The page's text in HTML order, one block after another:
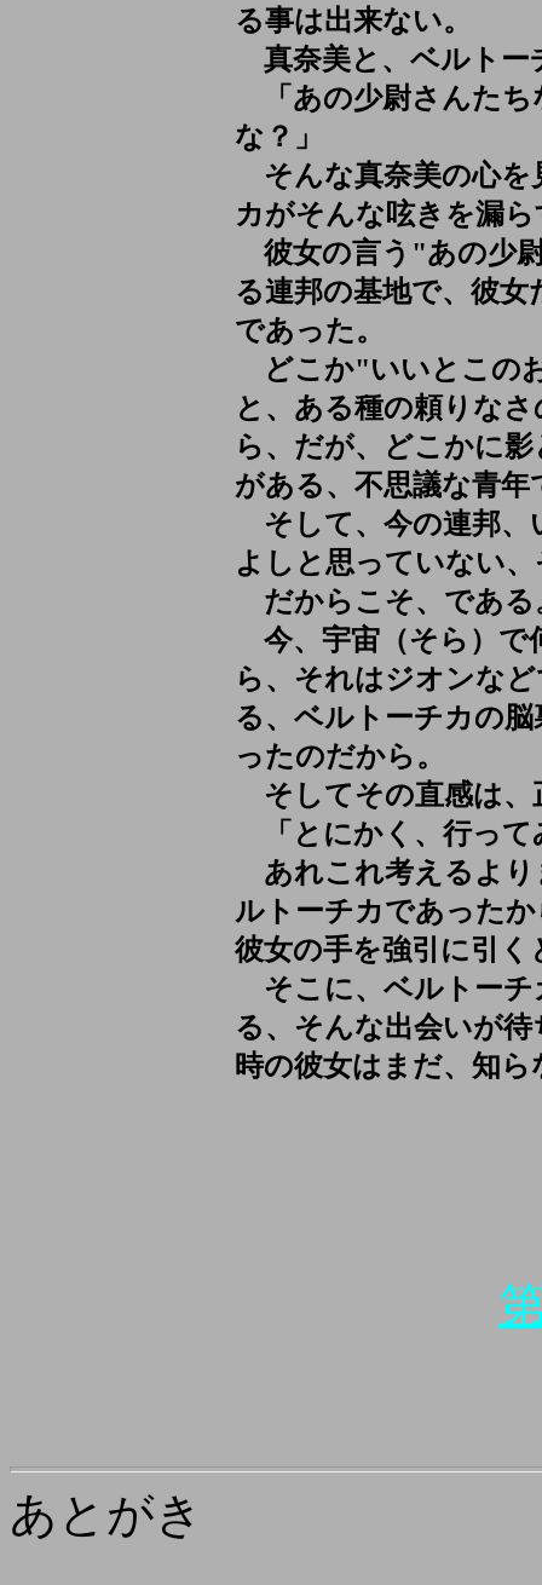
る事は出来ない。
真奈美と、ベルトー
「あの少尉さんたち
な？」
そんな真奈美の心を
カがそんな呟きを漏ら
彼女の言う"あの少
る連邦の基地で、彼
であった。
どこか"いいとこの
と、ある種の頼りな
ら、だが、どこかに
がある、不思議な青年
そして、今の連邦、
よしと思っていない
だからこそ、である
今、宇宙（そら）で
ら、それはジオンな
る、ベルトーチカの
ったのだから。
そしてその直感は、
「とにかく、行って
あれこれ考えるより
ルトーチカであった
彼女の手を強引に引
そこに、ベルトーチ
る、そんな出会いが
時の彼女はまだ、知
あとがき